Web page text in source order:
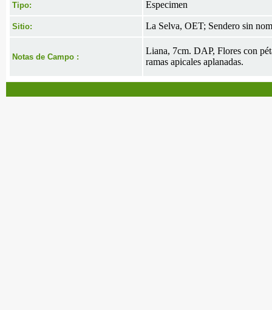
Tipo: Especimen
Sitio: La Selva, OET; Sendero sin
Notas de Campo :
Liana, 7cm. DAP, Flores con
ramas apicales aplanadas.